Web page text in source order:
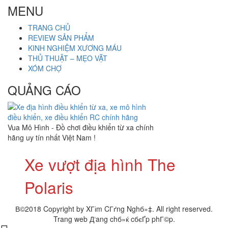
MENU
TRANG CHỦ
REVIEW SẢN PHẨM
KINH NGHIỆM XƯƠNG MÁU
THỦ THUẬT – MẸO VẶT
XÓM CHỢ
QUẢNG CÁO
Vua Mô Hình - Đồ chơi điều khiển từ xa chính
hãng uy tín nhất Việt Nam !
Xe vượt địa hình The
Polaris
В©2018 Copyright by XГіm CГґng Nghб»‡. All right reserved.
Trang web Д‘ang chб»ќ cбєҐp phГ©p.